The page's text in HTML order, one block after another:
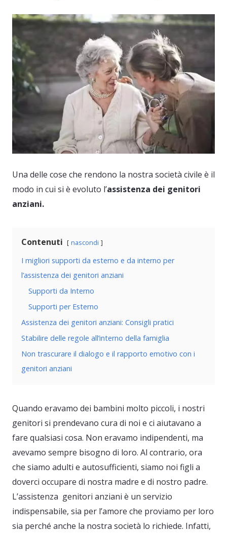
Una delle cose che rendono la nostra società civile è il
modo in cui si è evoluto l’assistenza dei genitori
anziani.
Contenuti nascondi
I migliori supporti da esterno e da interno per
l’assistenza dei genitori anziani
Supporti da Interno
Supporti per Esterno
Assistenza dei genitori anziani: Consigli pratici
Stabilire delle regole all’interno della famiglia
Non trascurare il dialogo e il rapporto emotivo con i
genitori anziani
Quando eravamo dei bambini molto piccoli, i nostri
genitori si prendevano cura di noi e ci aiutavano a
fare qualsiasi cosa. Non eravamo indipendenti, ma
avevamo sempre bisogno di loro. Al contrario, ora
che siamo adulti e autosufficienti, siamo noi figli a
doverci occupare di nostra madre e di nostro padre.
L’assistenza genitori anziani è un servizio
indispensabile, sia per l’amore che proviamo per loro
sia perché anche la nostra società lo richiede. Infatti,